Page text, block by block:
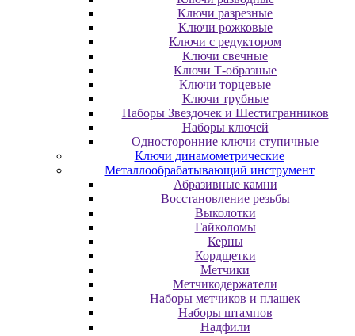
Ключи разрезные
Ключи рожковые
Ключи с редуктором
Ключи свечные
Ключи Т-образные
Ключи торцевые
Ключи трубные
Наборы Звездочек и Шестигранников
Наборы ключей
Односторонние ключи ступичные
Ключи динамометрические
Металлообрабатывающий инструмент
Абразивные камни
Восстановление резьбы
Выколотки
Гайколомы
Керны
Кордщетки
Метчики
Метчикодержатели
Наборы метчиков и плашек
Наборы штампов
Надфили